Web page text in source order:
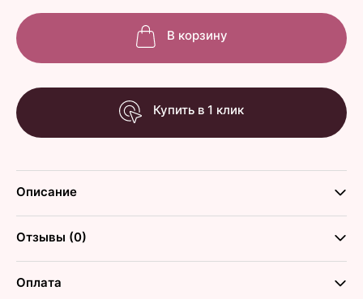
В корзину
Купить в 1 клик
Описание
Отзывы (0)
Оплата